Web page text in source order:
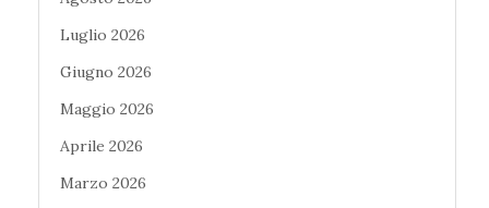
Luglio 2026
Giugno 2026
Maggio 2026
Aprile 2026
Marzo 2026